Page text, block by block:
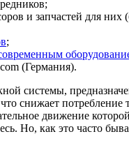
и запчастей для них
;
(Германия).
системы,
снижает
движение
Но, как это часто